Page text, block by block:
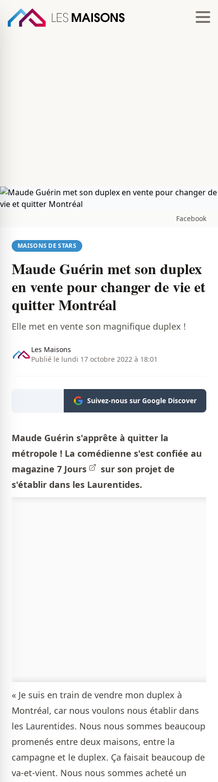
Facebook
MAISONS DE STARS
Maude Guérin met son duplex
en vente pour changer de vie et
quitter Montréal
Elle met en vente son magnifique duplex !
Les Maisons
Publié le lundi 17 octobre 2022 à 18:01
Suivez-nous sur Google Discover
Maude Guérin s'apprête à quitter la
métropole ! La comédienne s'est confiée au
magazine 7 Jours
sur son projet de
s'établir dans les Laurentides.
« Je suis en train de vendre mon duplex à
Montréal, car nous voulons nous établir dans
les Laurentides. Nous nous sommes beaucoup
promenés entre deux maisons, entre la
campagne et le duplex. Ça faisait beaucoup de
va-et-vient. Nous nous sommes acheté un